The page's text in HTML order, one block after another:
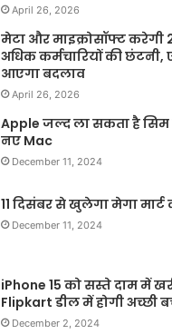
April 26, 2026
मेटा और माइक्रोसॉफ्ट करेगी
अधिक कर्मचारियों की छंटनी,
आएगा बदलाव
April 26, 2026
Apple जल्द ला सकता है सिम
नए Mac
December 11, 2024
11 दिसंबर से खुलेगा मेगा
December 11, 2024
iPhone 15 को सस्ते दाम में
Flipkart डील में होगी अच्छी
December 2, 2024